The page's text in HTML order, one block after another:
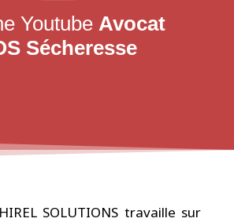
Youtube Avocat
Sécheresse
SOLUTIONS travaille sur